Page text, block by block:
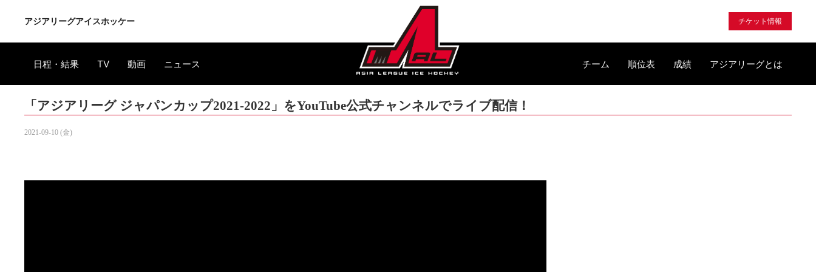
アジアリーグアイスホッケー チケット情報
日程・結果 TV 動画 ニュース チーム 順位表 成績 アジアリーグとは
「アジアリーグ ジャパンカップ2021-2022」をYouTube公式チャンネルでライブ配信！
2021-09-10 (金)